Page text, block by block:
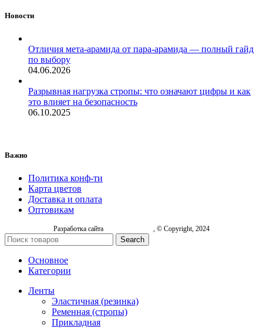
Новости
Отличия мета-арамида от пара-арамида — полный гайд
по выбору
04.06.2026
Разрывная нагрузка стропы: что означают цифры и как
это влияет на безопасность
06.10.2025
Важно
Политика конф-ти
Карта цветов
Доставка и оплата
Оптовикам
Разработка сайта , © Copyright, 2024
Search
Основное
Категории
Ленты
Эластичная (резинка)
Ременная (стропы)
Прикладная